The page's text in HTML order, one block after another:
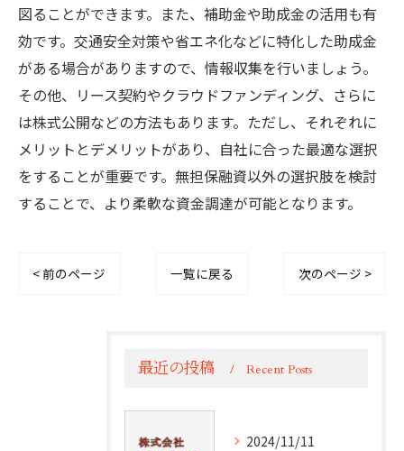
図ることができます。また、補助金や助成金の活用も有
効です。交通安全対策や省エネ化などに特化した助成金
がある場合がありますので、情報収集を行いましょう。
その他、リース契約やクラウドファンディング、さらに
は株式公開などの方法もあります。ただし、それぞれに
メリットとデメリットがあり、自社に合った最適な選択
をすることが重要です。無担保融資以外の選択肢を検討
することで、より柔軟な資金調達が可能となります。
< 前のページ 一覧に戻る 次のページ >
最近の投稿 Recent Posts
2024/11/11